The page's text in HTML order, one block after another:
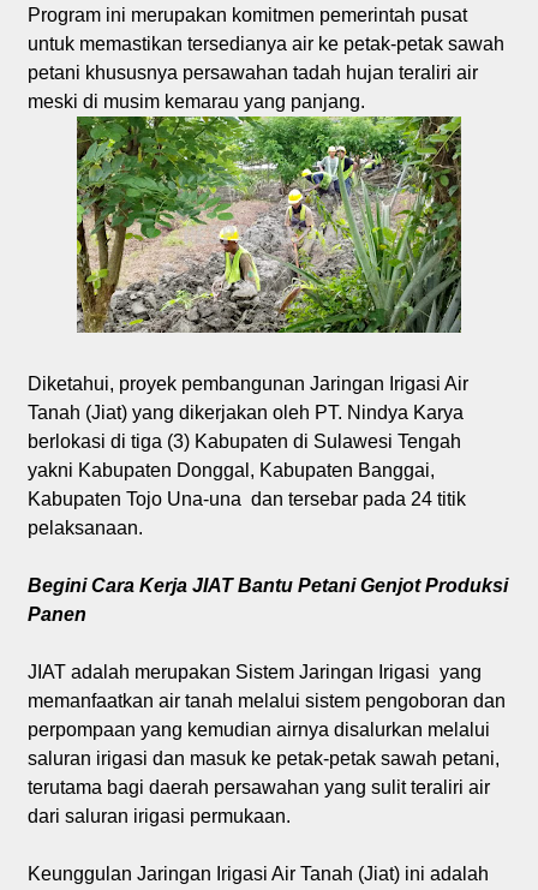
Program ini merupakan komitmen pemerintah pusat
untuk memastikan tersedianya air ke petak-petak sawah
petani khususnya persawahan tadah hujan teraliri air
meski di musim kemarau yang panjang.
Diketahui, proyek pembangunan Jaringan Irigasi Air
Tanah (Jiat) yang dikerjakan oleh PT. Nindya Karya
berlokasi di tiga (3) Kabupaten di Sulawesi Tengah
yakni Kabupaten Donggal, Kabupaten Banggai,
Kabupaten Tojo Una-una dan tersebar pada 24 titik
pelaksanaan.
Begini Cara Kerja JIAT Bantu Petani Genjot Produksi
Panen
JIAT adalah merupakan Sistem Jaringan Irigasi yang
memanfaatkan air tanah melalui sistem pengoboran dan
perpompaan yang kemudian airnya disalurkan melalui
saluran irigasi dan masuk ke petak-petak sawah petani,
terutama bagi daerah persawahan yang sulit teraliri air
dari saluran irigasi permukaan.
Keunggulan Jaringan Irigasi Air Tanah (Jiat) ini adalah